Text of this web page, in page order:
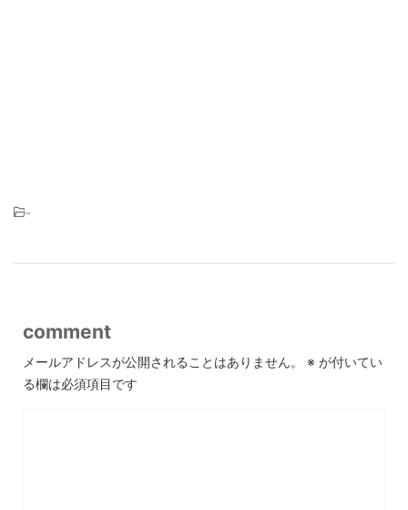
-
comment
メールアドレスが公開されることはありません。 ※ が付いてい
る欄は必須項目です